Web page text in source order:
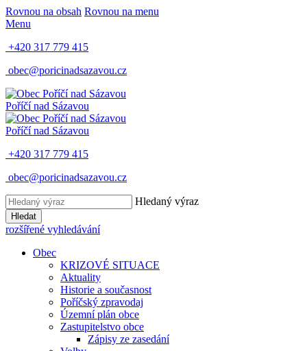
Rovnou na obsah Rovnou na menu
Menu
+420 317 779 415
obec@poricinadsazavou.cz
Poříčí nad Sázavou
Poříčí nad Sázavou
+420 317 779 415
obec@poricinadsazavou.cz
Hledaný výraz
Hledat
rozšířené vyhledávání
Obec
KRIZOVÉ SITUACE
Aktuality
Historie a současnost
Poříčský zpravodaj
Územní plán obce
Zastupitelstvo obce
Zápisy ze zasedání